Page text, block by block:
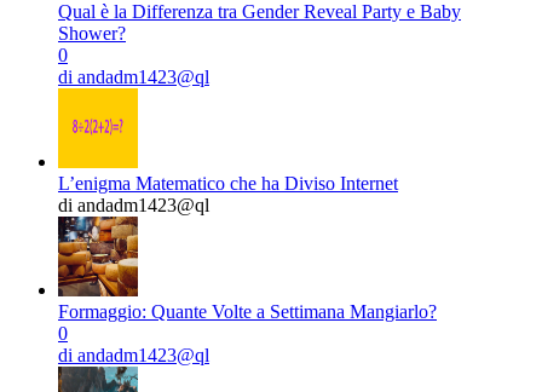
Qual è la Differenza tra Gender Reveal Party e Baby
Shower?
0
di andadm1423@ql
L’enigma Matematico che ha Diviso Internet
di andadm1423@ql
Formaggio: Quante Volte a Settimana Mangiarlo?
0
di andadm1423@ql